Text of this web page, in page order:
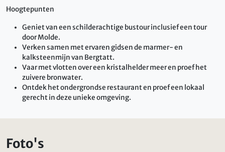
Hoogtepunten
Geniet van een schilderachtige bustour inclusief een tour
door Molde.
Verken samen met ervaren gidsen de marmer- en
kalksteenmijn van Bergtatt.
Vaar met vlotten over een kristalhelder meer en proef het
zuivere bronwater.
Ontdek het ondergrondse restaurant en proef een lokaal
gerecht in deze unieke omgeving.
Foto's